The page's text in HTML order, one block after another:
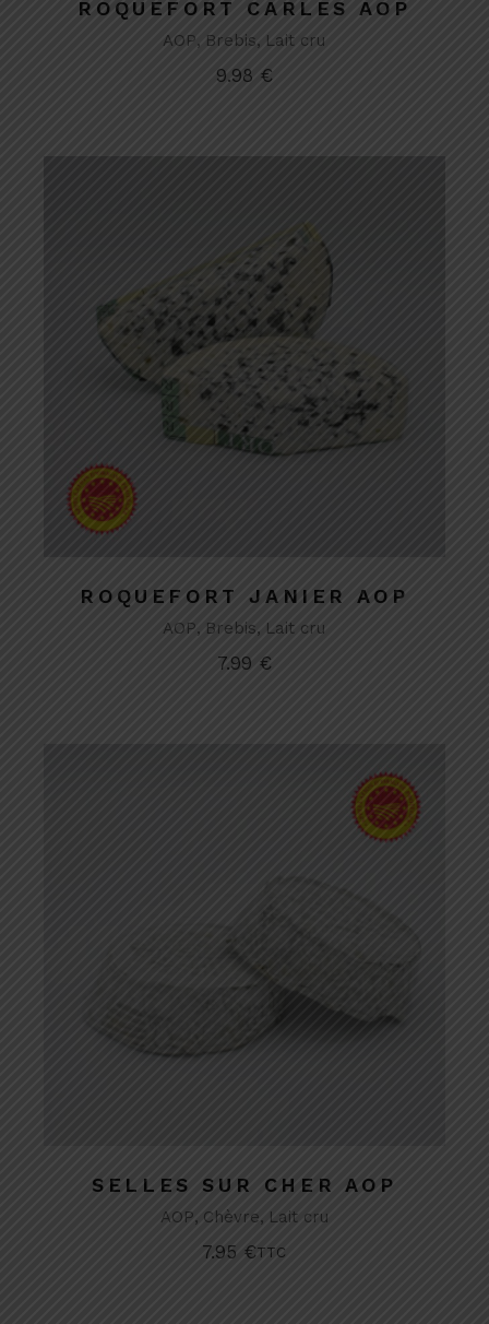
ROQUEFORT CARLES AOP
AOP Brebis Lait cru
9.98 €
ROQUEFORT JANIER AOP
AOP Brebis Lait cru
7.99 €
SELLES SUR CHER AOP
AOP Chèvre Lait cru
7.95 €TTC